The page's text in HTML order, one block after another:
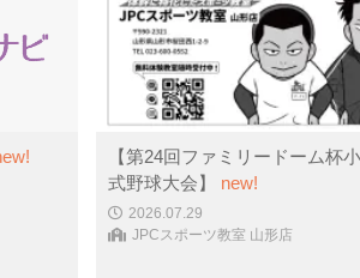
【第24回ファミリードーム杯
式野球大会】 new!
2026.07.29
JPCスポーツ教室 山形店